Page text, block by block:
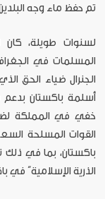
تم حفظ ماء وجه
لسنوات طويلة، كان
المسلمات في
أسلمة باكستان
خفي في المملكة
القوات المسلحة
باكستان، بما في ذلك
الذرية الإسلامية” في